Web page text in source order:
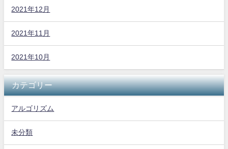
2021年12月
2021年11月
2021年10月
カテゴリー
アルゴリズム
未分類